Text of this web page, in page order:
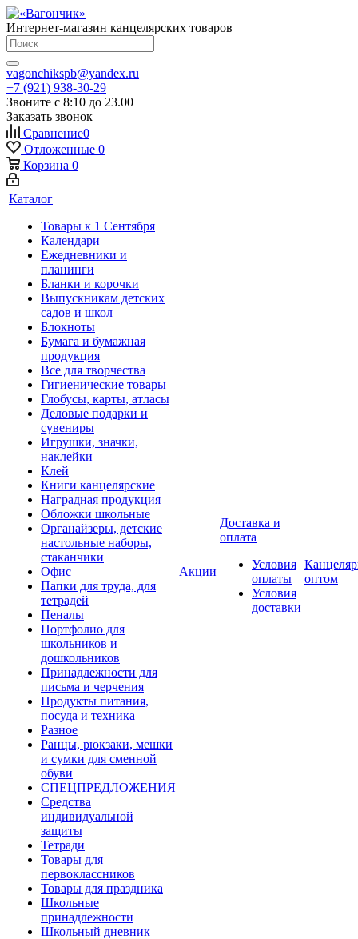
Интернет-магазин канцелярских товаров
vagonchikspb@yandex.ru
+7 (921) 938-30-29
Звоните с 8:10 до 23.00
Заказать звонок
Сравнение0
Отложенные 0
Корзина 0
Каталог
Товары к 1 Сентября
Календари
Ежедневники и
планинги
Бланки и корочки
Выпускникам детских
садов и школ
Блокноты
Бумага и бумажная
продукция
Все для творчества
Гигиенические товары
Глобусы, карты, атласы
Деловые подарки и
сувениры
Игрушки, значки,
наклейки
Клей
Книги канцелярские
Наградная продукция
Обложки школьные
Органайзеры, детские
настольные наборы,
стаканчики
Офис
Папки для труда, для
тетрадей
Пеналы
Портфолио для
школьников и
дошкольников
Принадлежности для
письма и черчения
Продукты питания,
посуда и техника
Разное
Ранцы, рюкзаки, мешки
и сумки для сменной
обуви
СПЕЦПРЕДЛОЖЕНИЯ
Средства
индивидуальной
защиты
Тетради
Товары для
первоклассников
Товары для праздника
Школьные
принадлежности
Школьный дневник
Акции
Доставка и
оплата
Условия
оплаты
Условия
доставки
оптом